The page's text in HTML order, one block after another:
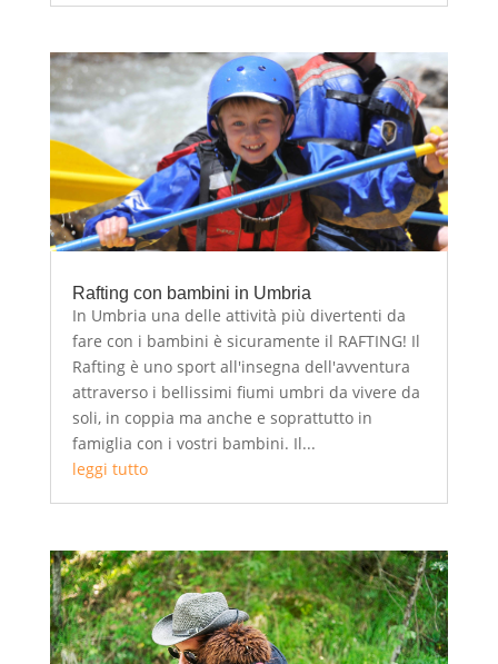
Rafting con bambini in Umbria
In Umbria una delle attività più divertenti da
fare con i bambini è sicuramente il RAFTING! Il
Rafting è uno sport all'insegna dell'avventura
attraverso i bellissimi fiumi umbri da vivere da
soli, in coppia ma anche e soprattutto in
famiglia con i vostri bambini. Il...
leggi tutto